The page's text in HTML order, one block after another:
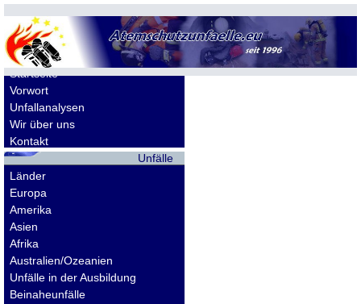
Allgemeines
Startseite
Vorwort
Unfallanalysen
Wir über uns
Kontakt
Unfälle
Länder
Europa
Amerika
Asien
Afrika
Australien/Ozeanien
Unfälle in der Ausbildung
Beinaheunfälle